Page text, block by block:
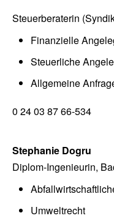
Steuerberaterin
Finanzielle
Steuerliche
Allgemeine
0 24 03 87 66-534
Stephanie Dogru
Diplom-Ingenieurin,
Umweltrecht